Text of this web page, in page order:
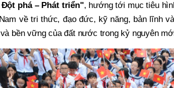
Đột phá – Phát triển", hướng tới mục tiêu
về tri thức, đạo đức, kỹ năng, bản lĩnh
bền vững của đất nước trong kỷ nguyên